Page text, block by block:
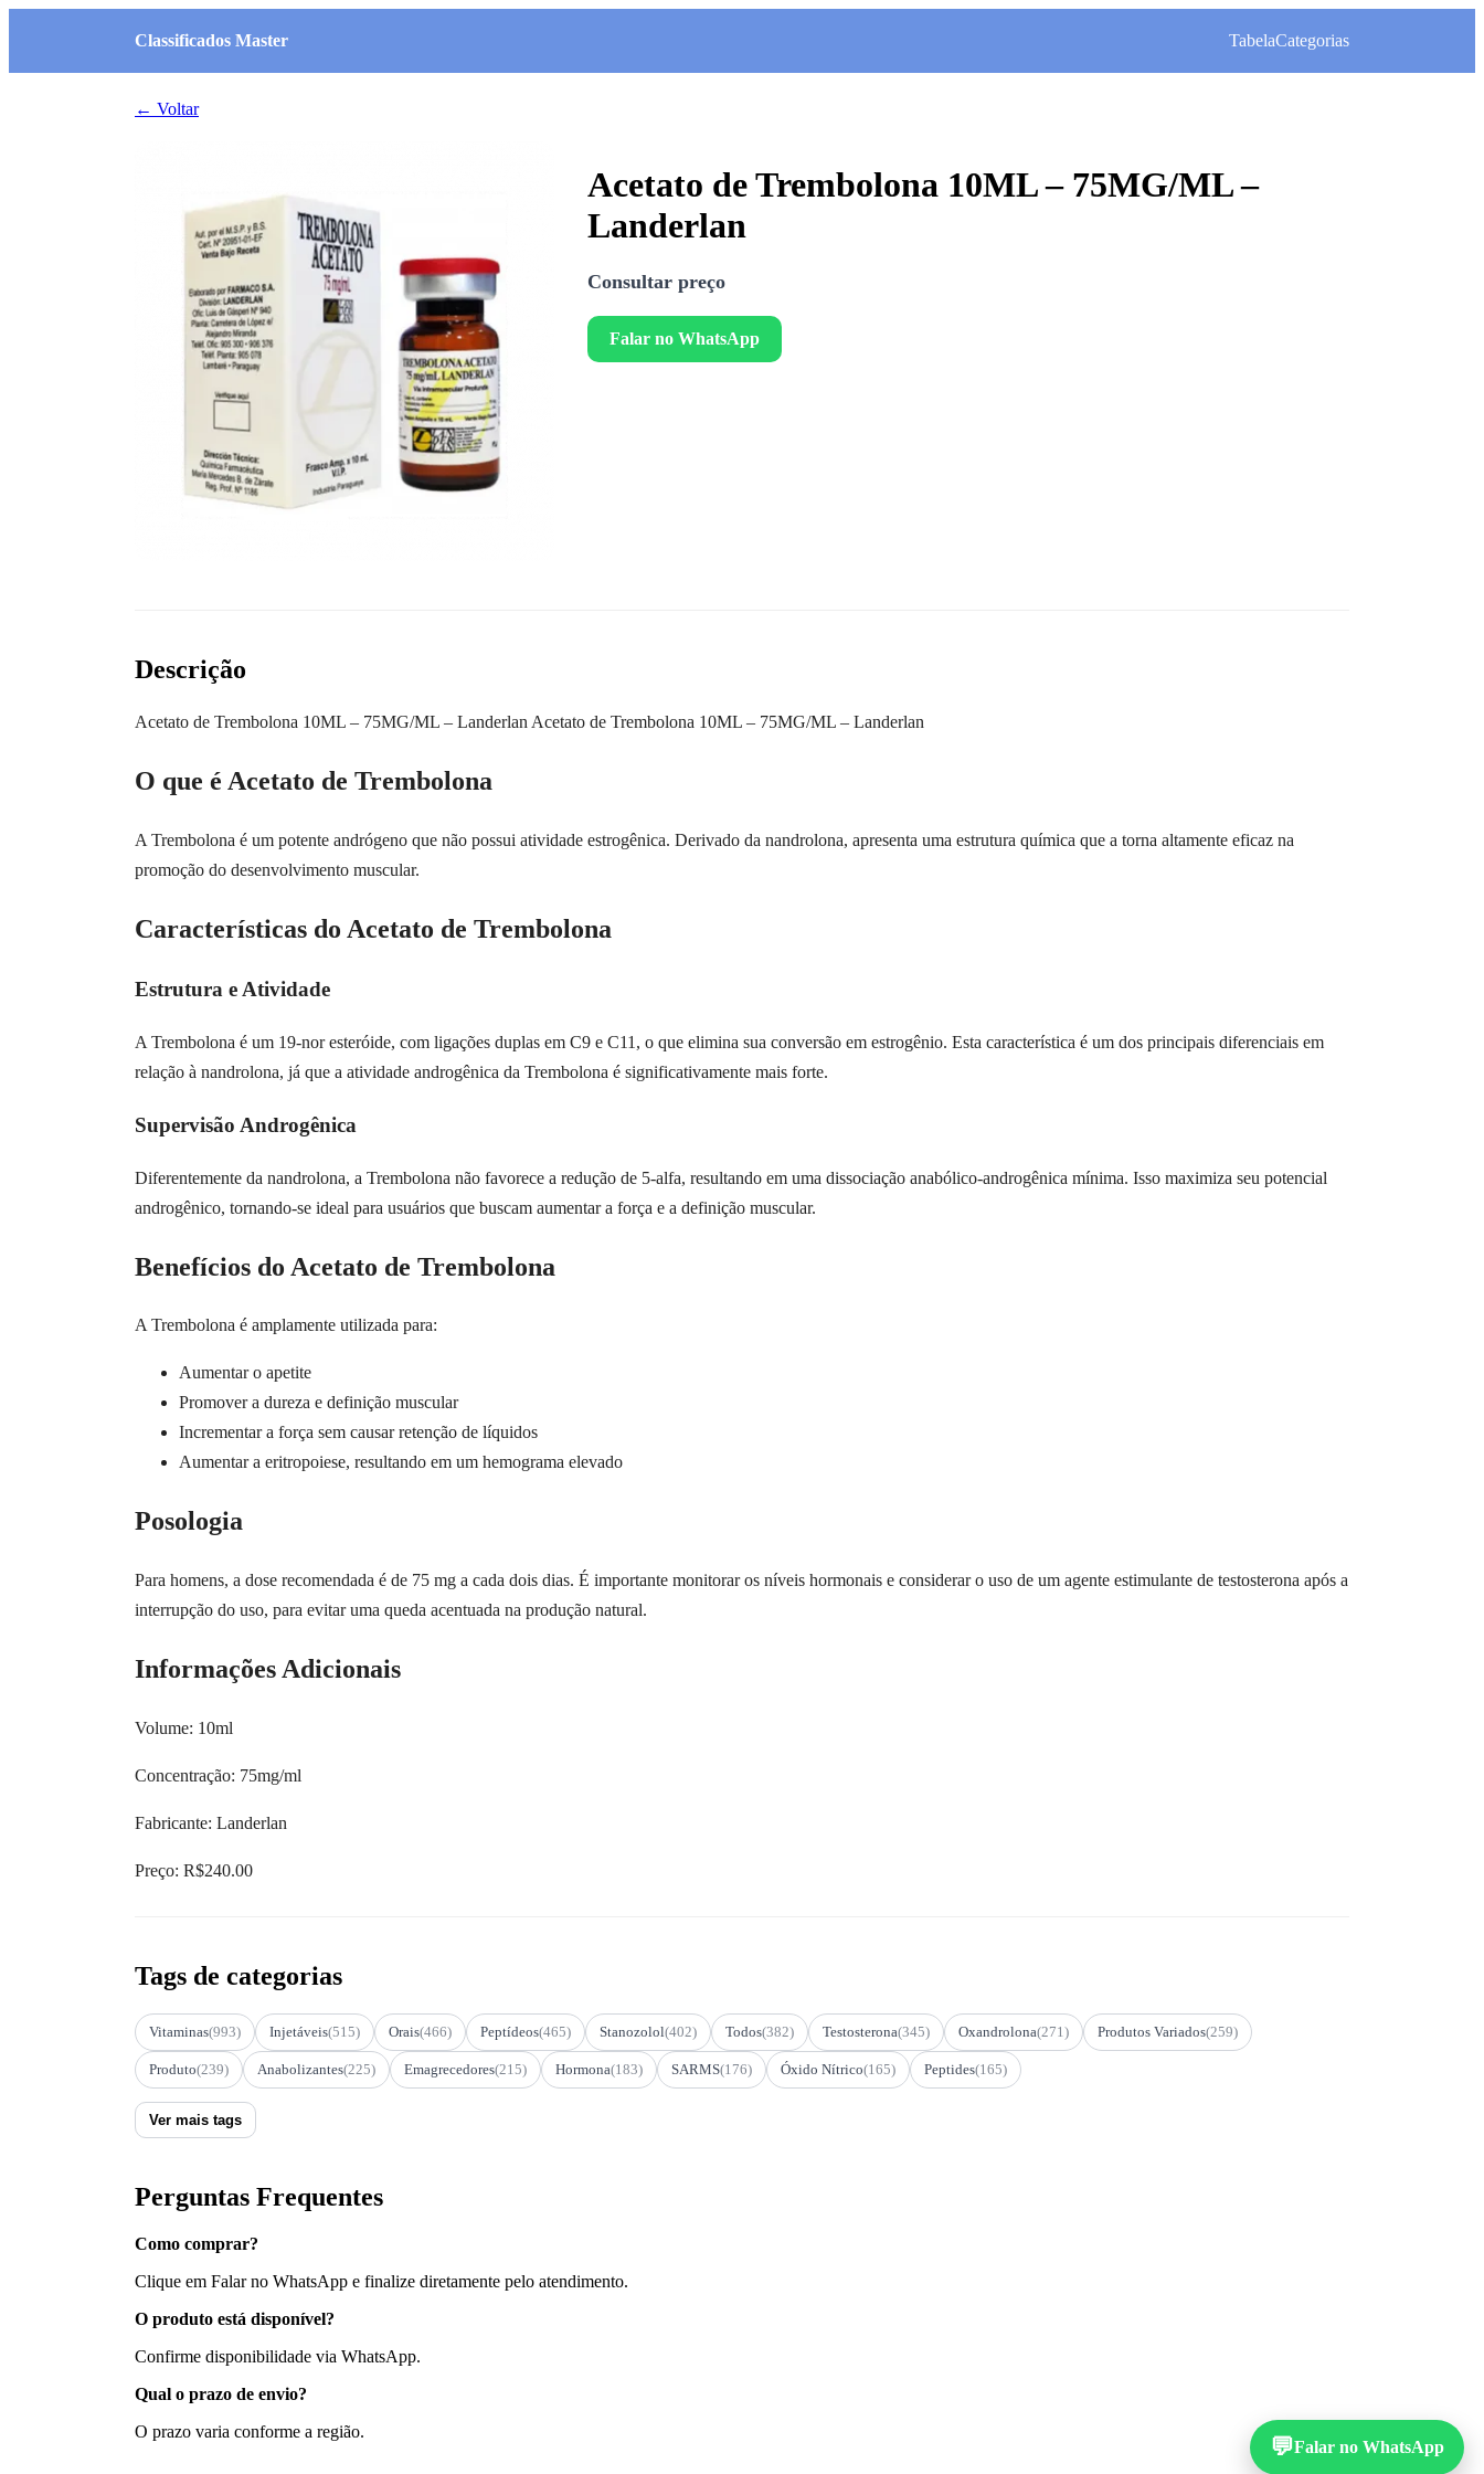
Classificados Master TabelaCategorias
← Voltar
Acetato de Trembolona 10ML – 75MG/ML –
Landerlan
Consultar preço
Falar no WhatsApp
Descrição
Acetato de Trembolona 10ML – 75MG/ML – Landerlan Acetato de Trembolona 10ML – 75MG/ML – Landerlan
O que é Acetato de Trembolona
A Trembolona é um potente andrógeno que não possui atividade estrogênica. Derivado da nandrolona, apresenta uma estrutura química que a torna altamente eficaz na
promoção do desenvolvimento muscular.
Características do Acetato de Trembolona
Estrutura e Atividade
A Trembolona é um 19-nor esteróide, com ligações duplas em C9 e C11, o que elimina sua conversão em estrogênio. Esta característica é um dos principais diferenciais em
relação à nandrolona, já que a atividade androgênica da Trembolona é significativamente mais forte.
Supervisão Androgênica
Diferentemente da nandrolona, a Trembolona não favorece a redução de 5-alfa, resultando em uma dissociação anabólico-androgênica mínima. Isso maximiza seu potencial
androgênico, tornando-se ideal para usuários que buscam aumentar a força e a definição muscular.
Benefícios do Acetato de Trembolona
A Trembolona é amplamente utilizada para:
Aumentar o apetite
Promover a dureza e definição muscular
Incrementar a força sem causar retenção de líquidos
Aumentar a eritropoiese, resultando em um hemograma elevado
Posologia
Para homens, a dose recomendada é de 75 mg a cada dois dias. É importante monitorar os níveis hormonais e considerar o uso de um agente estimulante de testosterona após a
interrupção do uso, para evitar uma queda acentuada na produção natural.
Informações Adicionais
Volume: 10ml
Concentração: 75mg/ml
Fabricante: Landerlan
Preço: R$240.00
Tags de categorias
Vitaminas(993) Injetáveis(515) Orais(466) Peptídeos(465) Stanozolol(402) Todos(382) Testosterona(345) Oxandrolona(271) Produtos Variados(259)
Produto(239) Anabolizantes(225) Emagrecedores(215) Hormona(183) SARMS(176) Óxido Nítrico(165) Peptides(165)
Ver mais tags
Perguntas Frequentes
Como comprar?
Clique em Falar no WhatsApp e finalize diretamente pelo atendimento.
O produto está disponível?
Confirme disponibilidade via WhatsApp.
Qual o prazo de envio?
O prazo varia conforme a região.
💬Falar no WhatsApp